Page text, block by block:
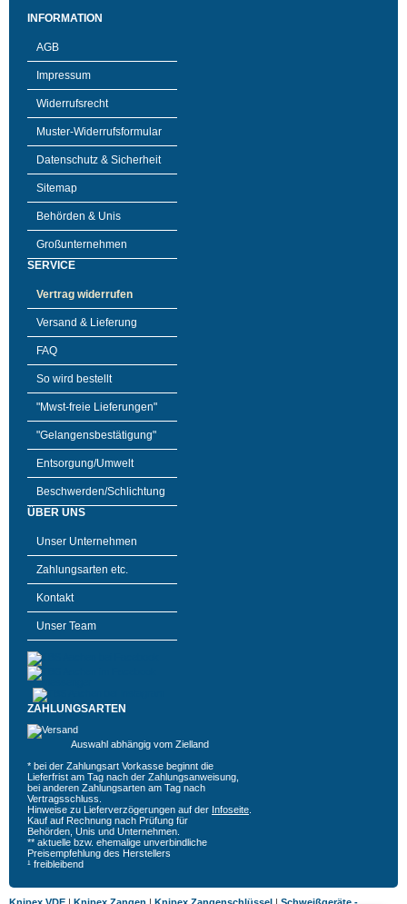
INFORMATION
AGB
Impressum
Widerrufsrecht
Muster-Widerrufsformular
Datenschutz & Sicherheit
Sitemap
Behörden & Unis
Großunternehmen
SERVICE
Vertrag widerrufen
Versand & Lieferung
FAQ
So wird bestellt
"Mwst-freie Lieferungen"
"Gelangensbestätigung"
Entsorgung/Umwelt
Beschwerden/Schlichtung
ÜBER UNS
Unser Unternehmen
Zahlungsarten etc.
Kontakt
Unser Team
ZAHLUNGSARTEN
Auswahl abhängig vom Zielland
* bei der Zahlungsart Vorkasse beginnt die
Lieferfrist am Tag nach der Zahlungsanweisung,
bei anderen Zahlungsarten am Tag nach
Vertragsschluss.
Hinweise zu Lieferverzögerungen auf der Infoseite
Kauf auf Rechnung nach Prüfung für
Behörden, Unis und Unternehmen.
** aktuelle bzw. ehemalige unverbindliche
Preisempfehlung des Herstellers
¹ freibleibend